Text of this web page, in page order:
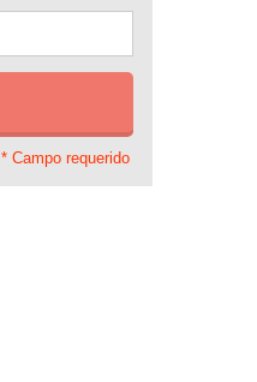
* Campo requerido